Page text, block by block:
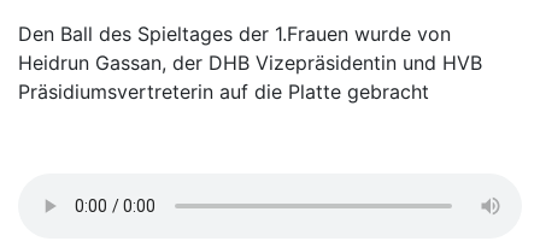
Den Ball des Spieltages der 1.Frauen wurde von
Heidrun Gassan, der DHB Vizepräsidentin und HVB
Präsidiumsvertreterin auf die Platte gebracht